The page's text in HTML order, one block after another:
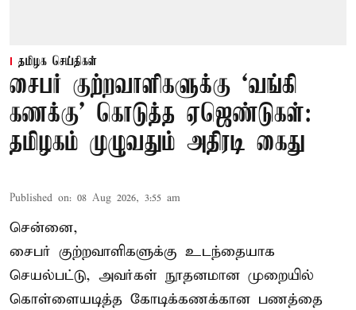
தமிழக செய்திகள்
சைபர் குற்றவாளிகளுக்கு ‘வங்கி
கணக்கு’ கொடுத்த ஏஜெண்டுகள்:
தமிழகம் முழுவதும் அதிரடி கைது
Published on: 08 Aug 2026, 3:55 am
சென்னை,
சைபர் குற்றவாளிகளுக்கு உடந்தையாக
செயல்பட்டு, அவர்கள் நூதனமான முறையில்
கொள்ளையடித்த கோடிக்கணக்கான பணத்தை